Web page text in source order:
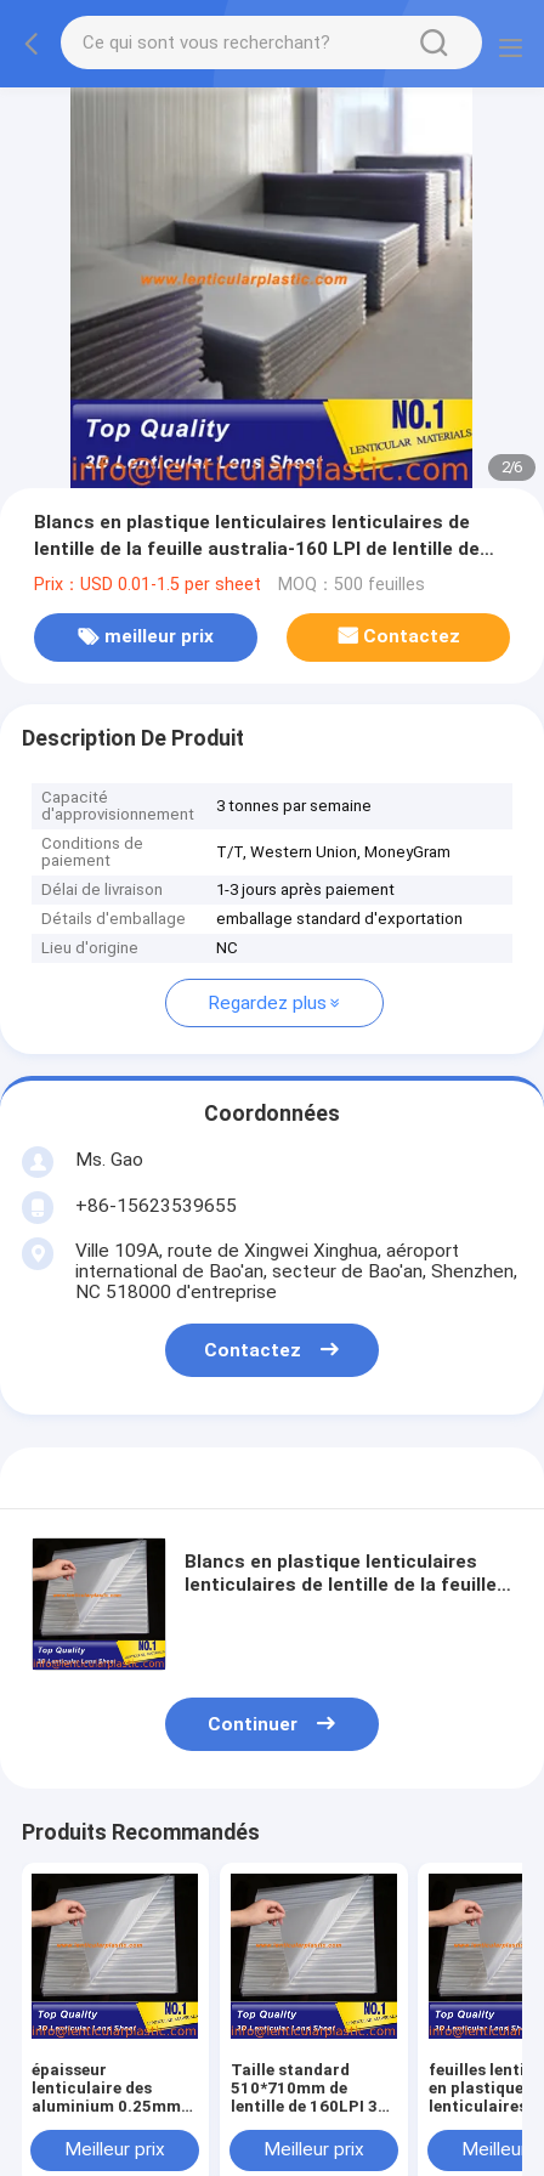
2/6
Blancs en plastique lenticulaires lenticulaires de
lentille de la feuille australia-160 LPI de lentille de
film lenticulaire mince d'épaisseur de 0.25mm
Prix：USD 0.01-1.5 per sheet MOQ：500 feuilles
meilleur prix Contactez
Description De Produit
Capacité
d'approvisionnement
3 tonnes par semaine
Conditions de
paiement
T/T, Western Union, MoneyGram
Délai de livraison
1-3 jours après paiement
Détails d'emballage
emballage standard d'exportation
Lieu d'origine
NC
Regardez plus
Coordonnées
Ms. Gao
+86-15623539655
Ville 109A, route de Xingwei Xinghua, aéroport
international de Bao'an, secteur de Bao'an, Shenzhen,
NC 518000 d'entreprise
Contactez
Blancs en plastique lenticulaires
lenticulaires de lentille de la feuille
Continuer
Produits Recommandés
épaisseur
lenticulaire des
aluminium 0.25mm
feuille en plastique
lenticulaire ultra
Meilleur prix
Taille standard
510*710mm de
lentille de 160LPI 3D
lenticulaire des
feuilles 0.25mm pour
Meilleur prix
feuilles
en plastique
lenticulaires
de lentille de la
feuille
Meilleur